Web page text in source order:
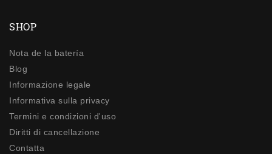
SHOP
Nota de la batería
Blog
Informazione legale
Informativa sulla privacy
Termini e condizioni d'uso
Diritti di cancellazione
Contatta